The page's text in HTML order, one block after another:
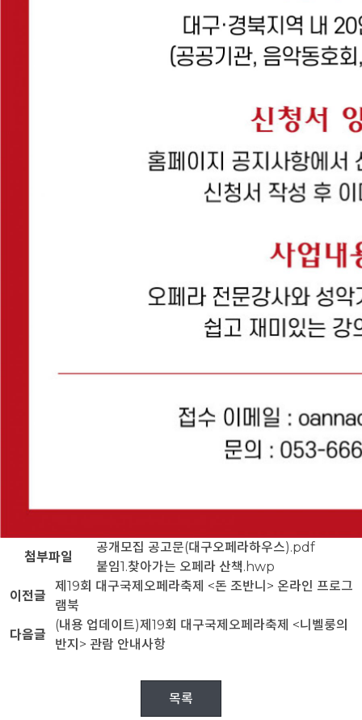
첨부파일
공개모집 공고문(대구오페라하우스).pdf
붙임1.찾아가는 오페라 산책.hwp
이전글
제19회 대구국제오페라축제 <돈 조반니> 온라인 프로그
램북
다음글
(내용 업데이트)제19회 대구국제오페라축제 <니벨룽의
반지> 관람 안내사항
목록